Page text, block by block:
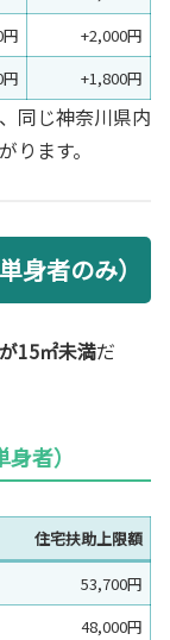
+2,000円
+1,800円
同じ神奈川県内
ます。
身者のみ）
15㎡未満だ
者）
住宅扶助上限額
53,700円
48,000円